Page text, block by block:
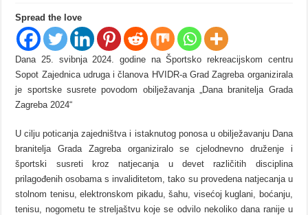
Spread the love
Dana 25. svibnja 2024. godine na Športsko rekreacijskom centru
Sopot Zajednica udruga i članova HVIDR-a Grad Zagreba organizirala
je sportske susrete povodom obilježavanja „Dana branitelja Grada
Zagreba 2024“
U cilju poticanja zajedništva i istaknutog ponosa u obilježavanju Dana
branitelja Grada Zagreba organiziralo se cjelodnevno druženje i
športski susreti kroz natjecanja u devet različitih disciplina
prilagođenih osobama s invaliditetom, tako su provedena natjecanja u
stolnom tenisu, elektronskom pikadu, šahu, visećoj kuglani, boćanju,
tenisu, nogometu te streljaštvu koje se odvilo nekoliko dana ranije u